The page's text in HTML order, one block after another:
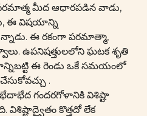
పరమాత్మ మీద ఆధారపడిన వాడు,
ఈ విషయాన్ని
ఈ రకంగా పరమాత్మా,
ఉపనిషత్తులలోని ఘటక శృతి
ఈ రెండు ఒకే సమయంలో
.
గందరగోళానికి విశిష్టా
విశిష్టాద్వైతం కొత్తదో లేక